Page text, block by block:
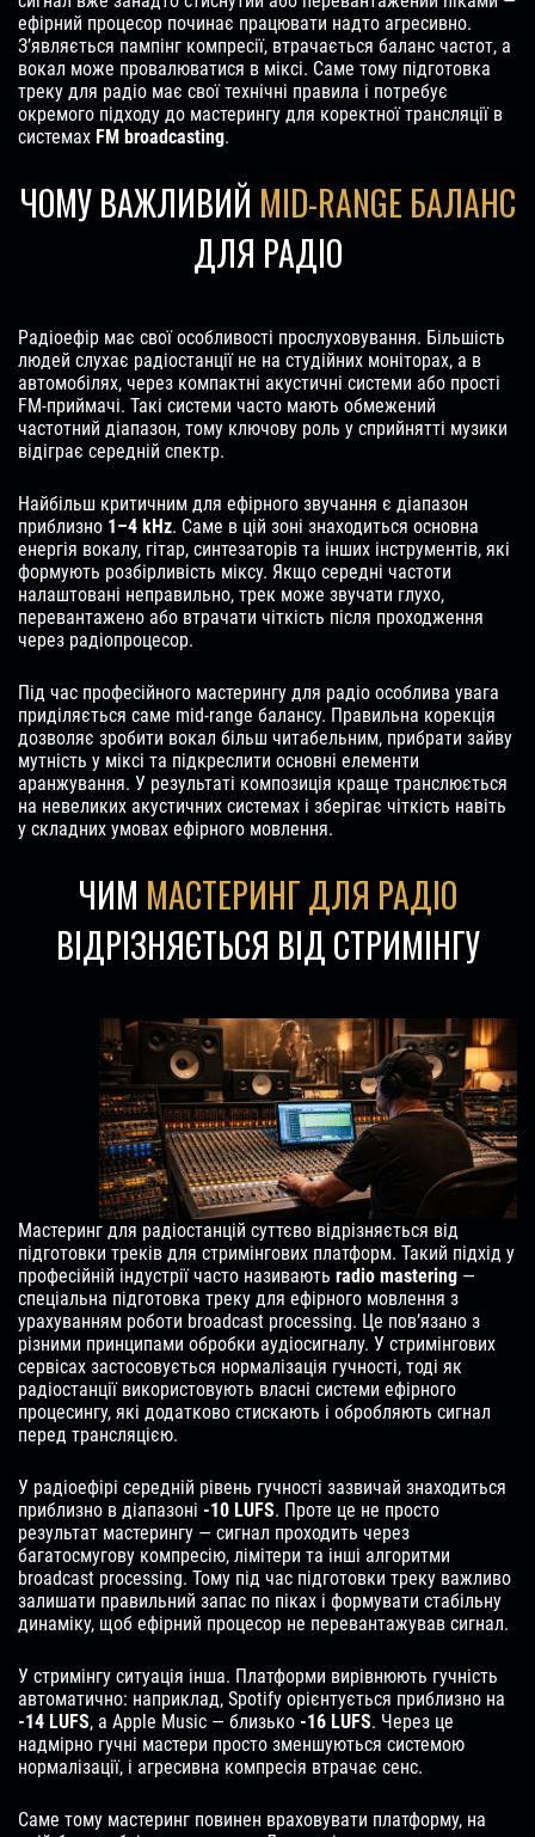
ефірний процесор починає працювати надто агресивно.
З’являється пампінг компресії, втрачається баланс частот, а
вокал може провалюватися в міксі. Саме тому підготовка
треку для радіо має свої технічні правила і потребує
окремого підходу до мастерингу для коректної трансляції в
системах FM broadcasting.
ЧОМУ ВАЖЛИВИЙ MID-RANGE БАЛАНС
ДЛЯ РАДІО
Радіоефір має свої особливості прослуховування. Більшість
людей слухає радіостанції не на студійних моніторах, а в
автомобілях, через компактні акустичні системи або прості
FM-приймачі. Такі системи часто мають обмежений
частотний діапазон, тому ключову роль у сприйнятті музики
відіграє середній спектр.
Найбільш критичним для ефірного звучання є діапазон
приблизно 1–4 kHz. Саме в цій зоні знаходиться основна
енергія вокалу, гітар, синтезаторів та інших інструментів, які
формують розбірливість міксу. Якщо середні частоти
налаштовані неправильно, трек може звучати глухо,
перевантажено або втрачати чіткість після проходження
через радіопроцесор.
Під час професійного мастерингу для радіо особлива увага
приділяється саме mid-range балансу. Правильна корекція
дозволяє зробити вокал більш читабельним, прибрати зайву
мутність у міксі та підкреслити основні елементи
аранжування. У результаті композиція краще транслюється
на невеликих акустичних системах і зберігає чіткість навіть
у складних умовах ефірного мовлення.
ЧИМ МАСТЕРИНГ ДЛЯ РАДІО
ВІДРІЗНЯЄТЬСЯ ВІД СТРИМІНГУ
Мастеринг для радіостанцій суттєво відрізняється від
підготовки треків для стримінгових платформ. Такий підхід у
професійній індустрії часто називають radio mastering —
спеціальна підготовка треку для ефірного мовлення з
урахуванням роботи broadcast processing. Це пов’язано з
різними принципами обробки аудіосигналу. У стримінгових
сервісах застосовується нормалізація гучності, тоді як
радіостанції використовують власні системи ефірного
процесингу, які додатково стискають і обробляють сигнал
перед трансляцією.
У радіоефірі середній рівень гучності зазвичай знаходиться
приблизно в діапазоні -10 LUFS. Проте це не просто
результат мастерингу — сигнал проходить через
багатосмугову компресію, лімітери та інші алгоритми
broadcast processing. Тому під час підготовки треку важливо
залишати правильний запас по піках і формувати стабільну
динаміку, щоб ефірний процесор не перевантажував сигнал.
У стримінгу ситуація інша. Платформи вирівнюють гучність
автоматично: наприклад, Spotify орієнтується приблизно на
-14 LUFS, а Apple Music — близько -16 LUFS. Через це
надмірно гучні мастери просто зменшуються системою
нормалізації, і агресивна компресія втрачає сенс.
Саме тому мастеринг повинен враховувати платформу, на